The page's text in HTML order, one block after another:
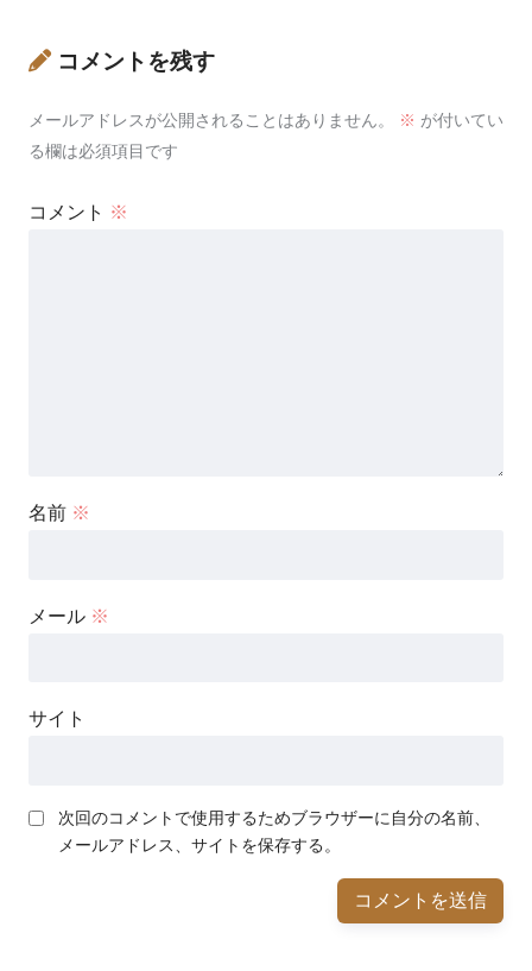
コメントを残す
メールアドレスが公開されることはありません。 ※ が付いてい
る欄は必須項目です
コメント ※
名前 ※
メール ※
サイト
次回のコメントで使用するためブラウザーに自分の名前、
メールアドレス、サイトを保存する。